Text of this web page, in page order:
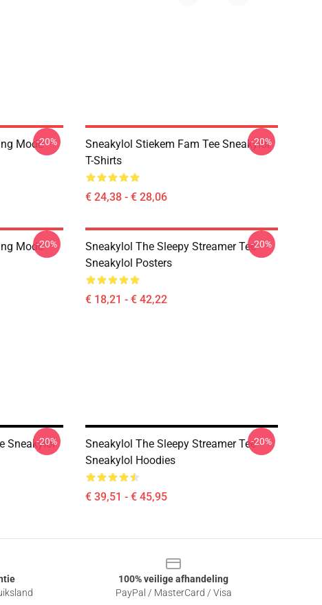
Mode-20%
Sneakylol Stiekem Fam Tee Sneakylol
T-Shirts
€ 24,38 - € 28,06
-20%
Mode-20%
Sneakylol The Sleepy Streamer Tee
Sneakylol Posters
€ 18,21 - € 42,22
-20%
Sneakylol
-20%
Sneakylol The Sleepy Streamer Tee
Sneakylol Hoodies
€ 39,51 - € 45,95
-20%
100% veilige afhandeling
PayPal / MasterCard / Visa